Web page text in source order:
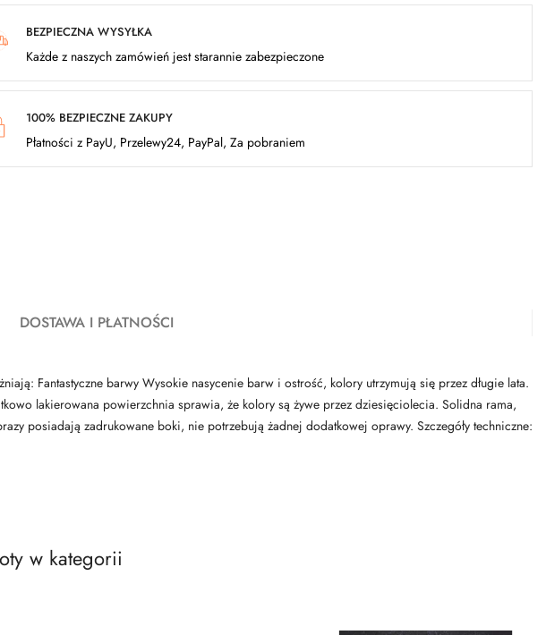
BEZPIECZNA WYSYŁKA
Każde z naszych zamówień jest starannie zabezpieczone
100% BEZPIECZNE ZAKUPY
Płatności z PayU, Przelewy24, PayPal, Za pobraniem
DOSTAWA I PŁATNOŚCI
Fantastyczne barwy Wysokie nasycenie barw i ostrość, kolory utrzymują się przez długie lata.
lakierowana powierzchnia sprawia, że kolory są żywe przez dziesięciolecia. Solidna rama,
posiadają zadrukowane boki, nie potrzebują żadnej dodatkowej oprawy. Szczegóły techniczne:
w kategorii